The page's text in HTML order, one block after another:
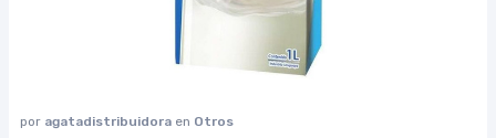
por agatadistribuidora en Otros